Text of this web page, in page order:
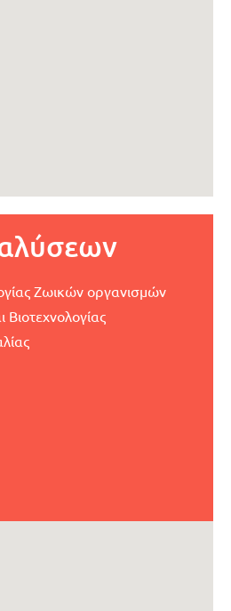
Ζωικών οργανισμών
Βιοτεχνολογίας